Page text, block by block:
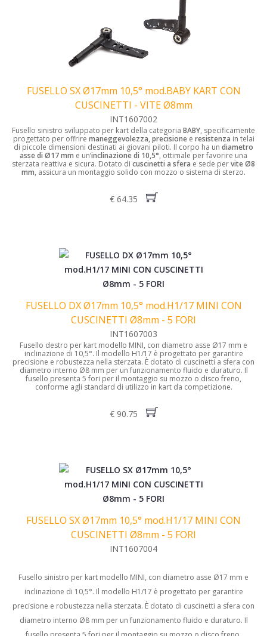
FUSELLO SX Ø17mm 10,5° mod.BABY KART CON
CUSCINETTI - VITE Ø8mm
INT1607002
Fusello sinistro sviluppato per kart della categoria BABY, specificamente
progettato per offrire maneggevolezza, precisionee resistenza in telai
di piccole dimensioni destinati ai giovani piloti. Il corpo ha un diametro
asse di Ø17 mm e un’inclinazione di 10,5°, ottimale per favorire una
sterzata reattiva e sicura. Dotato di cuscinetti a sfera e sede pervite Ø8
mm, assicura un montaggio solido con mozzo o sistema di sterzo.
€ 64.35
FUSELLO DX Ø17mm 10,5° mod.H1/17 MINI CON
CUSCINETTI Ø8mm - 5 FORI
INT1607003
Fusello destro per kart modello MINI, con diametro asse Ø17 mm e
inclinazione di 10,5°. Il modello H1/17 è progettato per garantire
precisione e robustezza nella sterzata. È dotato di cuscinetti a sfera con
diametro interno Ø8 mm per un funzionamento fluido e duraturo. Il
fusello presenta 5 fori per il montaggio su mozzo o disco freno,
conforme agli standard di utilizzo in kart da competizione.
€ 90.75
FUSELLO SX Ø17mm 10,5° mod.H1/17 MINI CON
CUSCINETTI Ø8mm - 5 FORI
INT1607004
Fusello sinistro per kart modello MINI, con diametro asse Ø17 mm e
inclinazione di 10,5°. Il modello H1/17 è progettato per garantire
precisione e robustezza nella sterzata. È dotato di cuscinetti a sfera con
diametro interno Ø8 mm per un funzionamento fluido e duraturo. Il